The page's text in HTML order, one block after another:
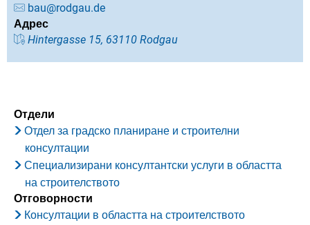
bau@rodgau.de
Адрес
Hintergasse 15, 63110 Rodgau
Отдели
Отдел за градско планиране и строителни
консултации
Специализирани консултантски услуги в областта
на строителството
Отговорности
Консултации в областта на строителството